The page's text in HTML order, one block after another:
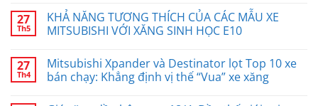
27
Th5
KHẢ NĂNG TƯƠNG THÍCH CỦA CÁC MẪU XE
MITSUBISHI VỚI XĂNG SINH HỌC E10
27
Th4
Mitsubishi Xpander và Destinator lọt Top 10 xe
bán chạy: Khẳng định vị thế “Vua” xe xăng